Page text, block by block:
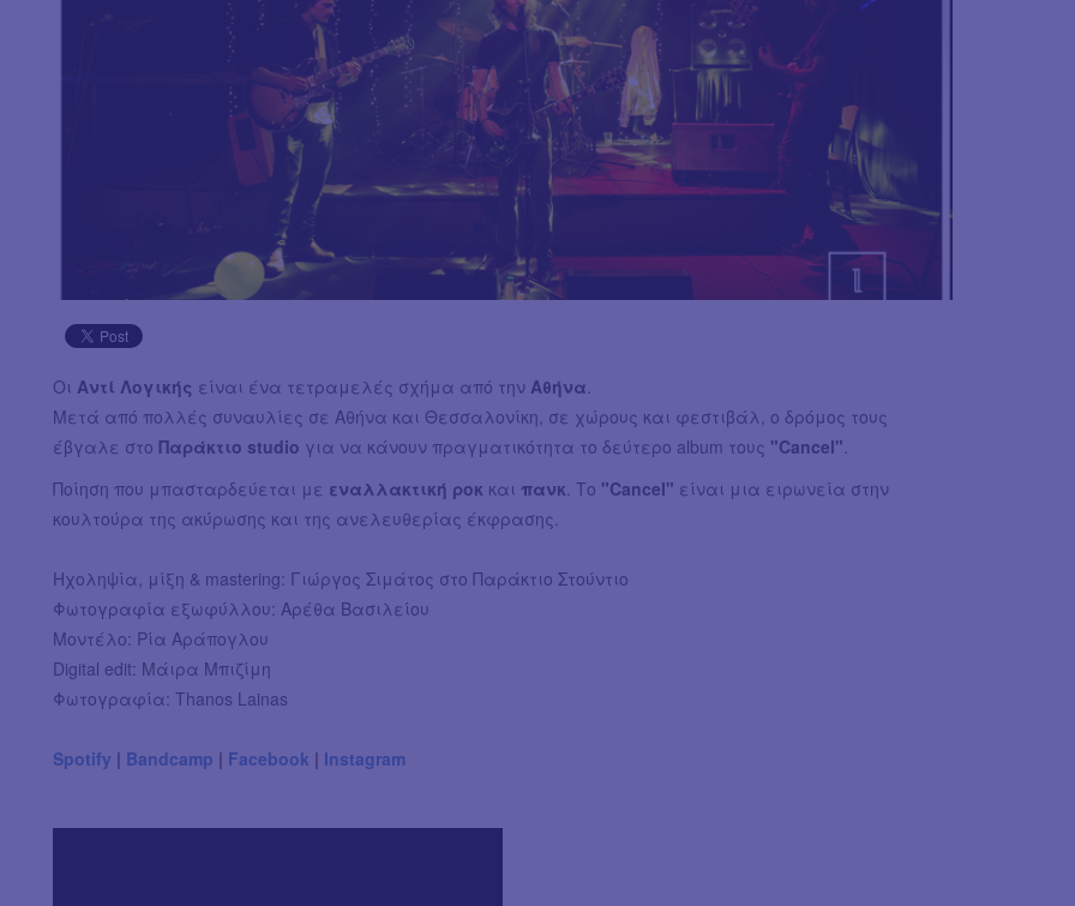
Οι Αντί Λογικής είναι ένα τετραμελές σχήμα από την Αθήνα
Μετά από πολλές συναυλίες σε Αθήνα και Θεσσαλονίκη, σε χώρους και φεστιβάλ, ο δρόμος τους
έβγαλε στο Παράκτιο studio για να κάνουν πραγματικότητα το δεύτερο album τους "Cancel"
Ποίηση που μπασταρδεύεται με εναλλακτική ροκ και πανκ . Το "Cancel" είναι μια ειρωνεία στην
κουλτούρα της ακύρωσης και της ανελευθερίας έκφρασης.
Ηχοληψία, μίξη & mastering: Γιώργος Σιμάτος στο Παράκτιο Στούντιο
Φωτογραφία εξωφύλλου: Αρέθα Βασιλείου
Μοντέλο: Ρία Αράπογλου
Digital edit: Μάιρα Μπιζίμη
Φωτογραφία: Thanos Lainas
Spotify | Bandcamp | Facebook | Instagram